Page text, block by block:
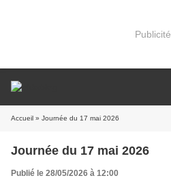
Publicité
Accueil » Journée du 17 mai 2026
Journée du 17 mai 2026
Publié le 28/05/2026 à 12:00